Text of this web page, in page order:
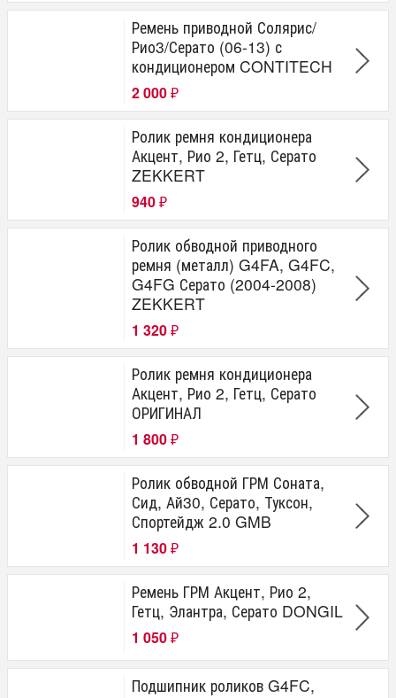
Ремень приводной Солярис/
Рио3/Серато (06-13) с
кондиционером CONTITECH
2 000 ₽
Ролик ремня кондиционера
Акцент, Рио 2, Гетц, Серато
ZEKKERT
940 ₽
Ролик обводной приводного
ремня (металл) G4FA, G4FC,
G4FG Серато (2004-2008)
ZEKKERT
1 320 ₽
Ролик ремня кондиционера
Акцент, Рио 2, Гетц, Серато
ОРИГИНАЛ
1 800 ₽
Ролик обводной ГРМ Соната,
Сид, Ай30, Серато, Туксон,
Спортейдж 2.0 GMB
1 130 ₽
Ремень ГРМ Акцент, Рио 2,
Гетц, Элантра, Серато DONGIL
1 050 ₽
Подшипник роликов G4FC,